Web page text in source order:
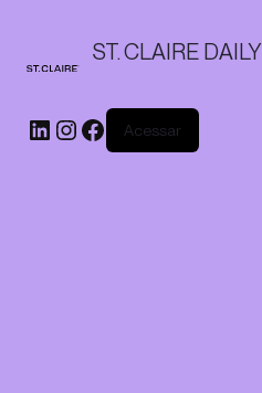
ST. CLAIRE
Acessar